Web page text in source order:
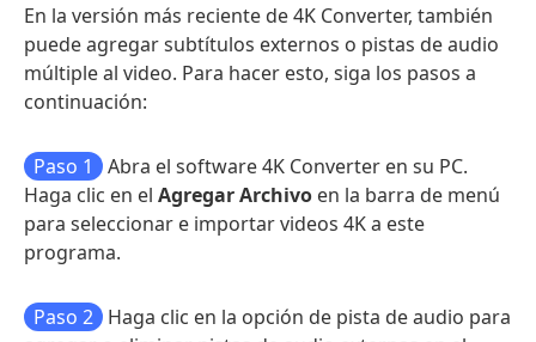
En la versión más reciente de 4K Converter, también
puede agregar subtítulos externos o pistas de audio
múltiple al video. Para hacer esto, siga los pasos a
continuación:
Paso 1
Abra el software 4K Converter en su PC.
Haga clic en el Agregar Archivo en la barra de menú
para seleccionar e importar videos 4K a este
programa.
Paso 2 Haga clic en la opción de pista de audio para